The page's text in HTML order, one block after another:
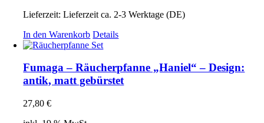
Lieferzeit:Lieferzeit ca. 2-3 Werktage (DE)
In den Warenkorb Details
Fumaga – Räucherpfanne „Haniel“ – Design:
antik, matt gebürstet
27,80€